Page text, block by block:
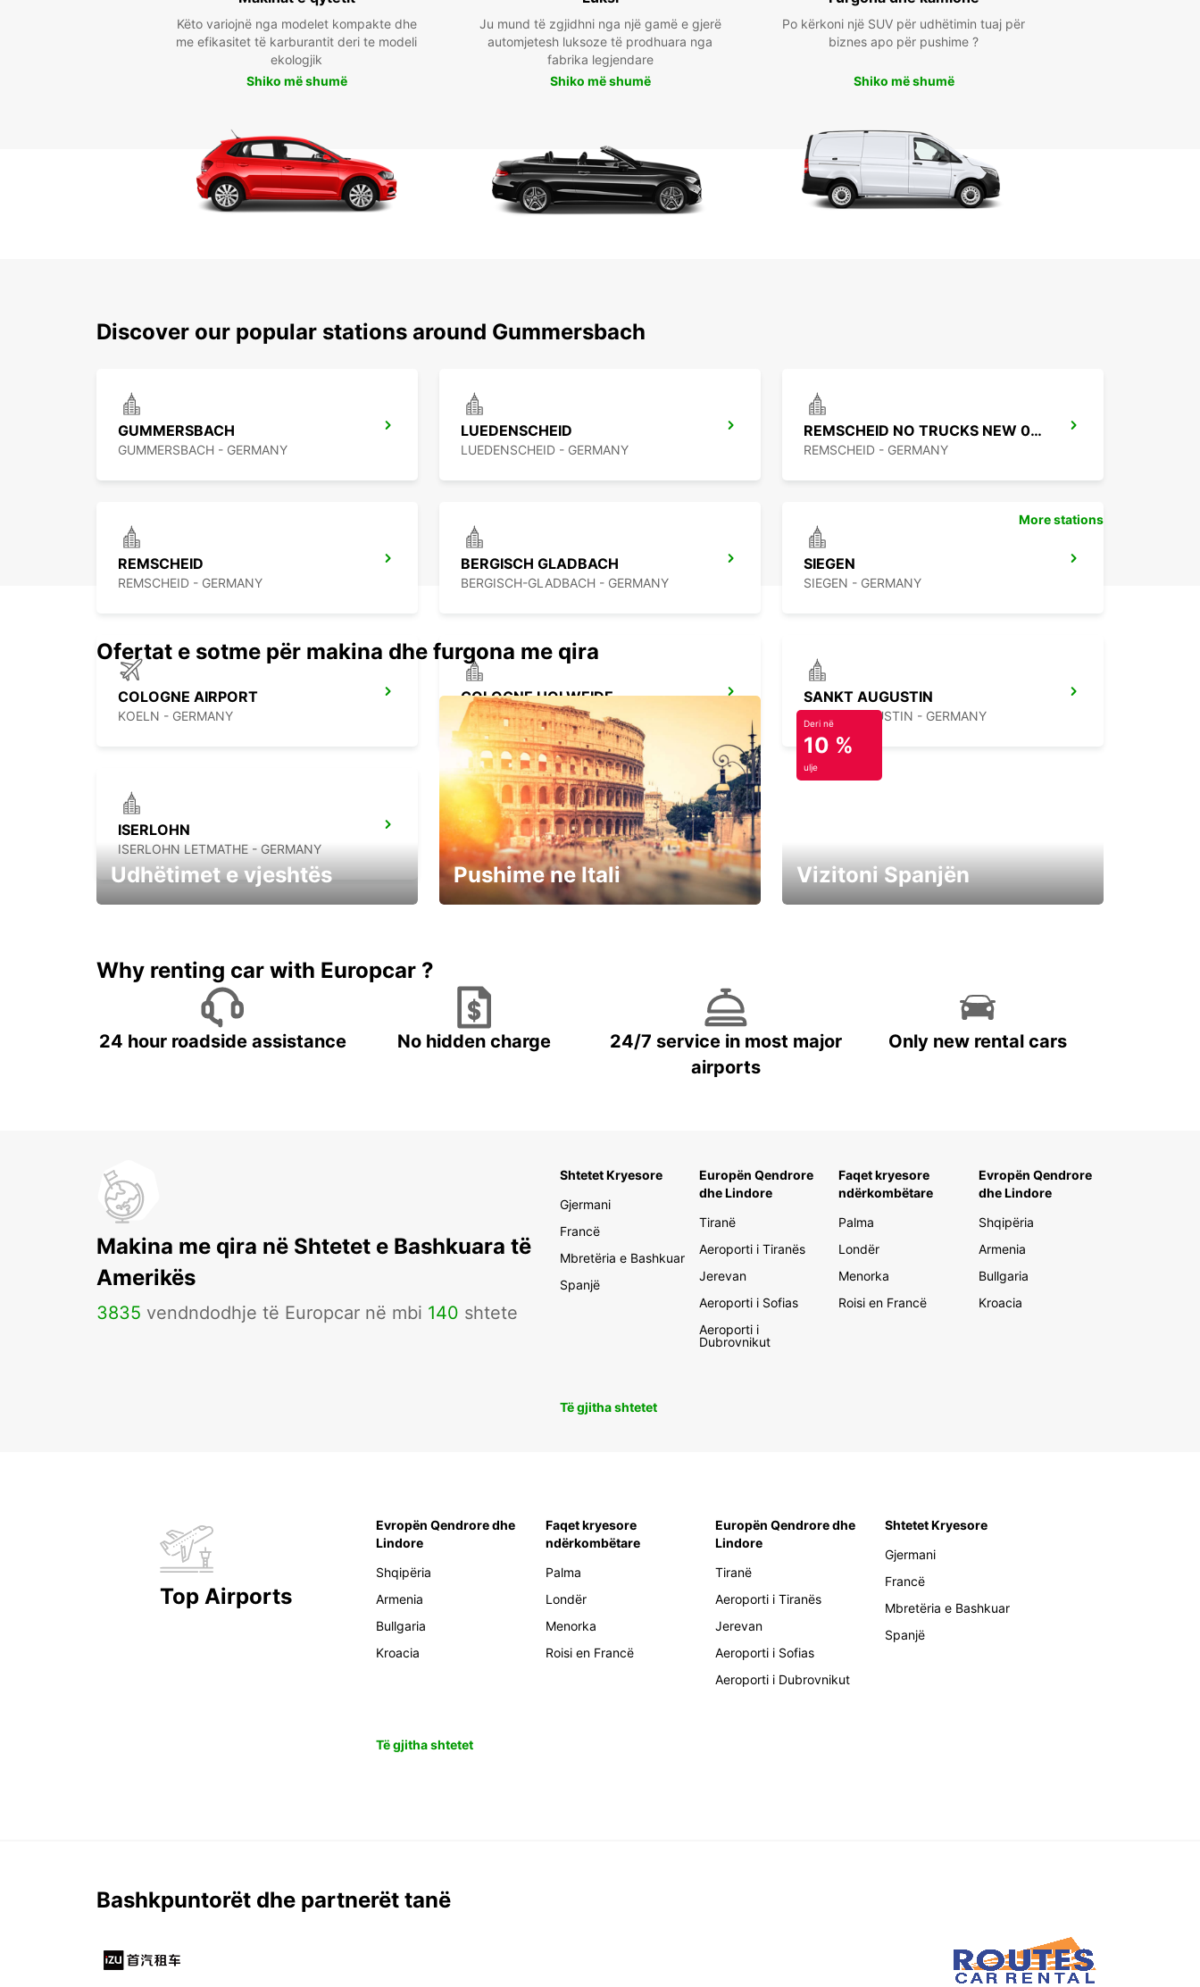
Këto variojnë nga modelet kompakte dhe
me efikasitet të karburantit deri te modeli
ekologjik
Shiko më shumë
Ju mund të zgjidhni nga një gamë e gjerë
automjetesh luksoze të prodhuara nga
fabrika legjendare
Shiko më shumë
Po kërkoni një SUV për udhëtimin tuaj për
biznes apo për pushime ?
Shiko më shumë
Discover our popular stations around Gummersbach
GUMMERSBACH
GUMMERSBACH - GERMANY
LUEDENSCHEID
LUEDENSCHEID - GERMANY
REMSCHEID NO TRUCKS NEW 01 09 26
REMSCHEID - GERMANY
REMSCHEID
REMSCHEID - GERMANY
BERGISCH GLADBACH
BERGISCH-GLADBACH - GERMANY
SIEGEN
SIEGEN - GERMANY
COLOGNE AIRPORT
KOELN - GERMANY
COLOGNE HOLWEIDE
KOELN - GERMANY
SANKT AUGUSTIN
SANKT AUGUSTIN - GERMANY
ISERLOHN
ISERLOHN LETMATHE - GERMANY
More stations
Ofertat e sotme për makina dhe furgona me qira
Udhëtimet e vjeshtës Pushime ne Itali
Deri në
10 %
ulje
Vizitoni Spanjën
Why renting car with Europcar ?
24 hour roadside assistance No hidden charge
24/7 service in most major
airports
Only new rental cars
Makina me qira në Shtetet e Bashkuara të
Amerikës
3835 vendndodhje të Europcar në mbi 140 shtete
Shtetet Kryesore
Gjermani
Francë
Mbretëria e Bashkuar
Spanjë
Europën Qendrore
dhe Lindore
Tiranë
Aeroporti i Tiranës
Jerevan
Aeroporti i Sofias
Aeroporti i
Dubrovnikut
Faqet kryesore
ndërkombëtare
Palma
Londër
Menorka
Roisi en Francë
Evropën Qendrore
dhe Lindore
Shqipëria
Armenia
Bullgaria
Kroacia
Të gjitha shtetet
Top Airports
Evropën Qendrore dhe
Lindore
Shqipëria
Armenia
Bullgaria
Kroacia
Faqet kryesore
ndërkombëtare
Palma
Londër
Menorka
Roisi en Francë
Europën Qendrore dhe
Lindore
Tiranë
Aeroporti i Tiranës
Jerevan
Aeroporti i Sofias
Aeroporti i Dubrovnikut
Shtetet Kryesore
Gjermani
Francë
Mbretëria e Bashkuar
Spanjë
Të gjitha shtetet
Bashkpuntorët dhe partnerët tanë